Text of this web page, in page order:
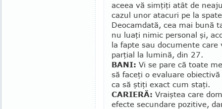
aceea vă simţiţi atât de
cazul unor atacuri pe la
Deocamdată, cea mai bună
nu luaţi nimic personal şi,
la fapte sau docu­mente care
parţial la lumină, din 27.
BANI: Vi se pare că toate
să faceţi o evaluare
ca să ştiţi exact cum staţi.
CARIERĂ: Vraiştea care
efecte secundare pozitive,